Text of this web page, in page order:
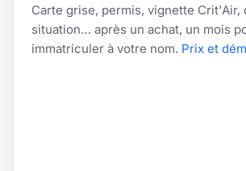
Carte grise, permis, vignette
situation… après un achat, un mois
immatriculer à votre nom. Prix et